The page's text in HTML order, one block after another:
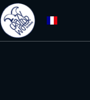
Passer
au
contenu